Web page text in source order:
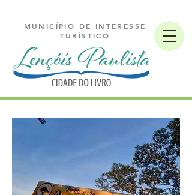
MUNICÍPIO DE INTERESSE
TURÍSTICO